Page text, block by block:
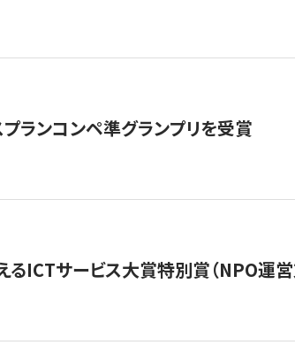
ランコンペ準グランプリを受賞
ICTサービス大賞特別賞（NPO運